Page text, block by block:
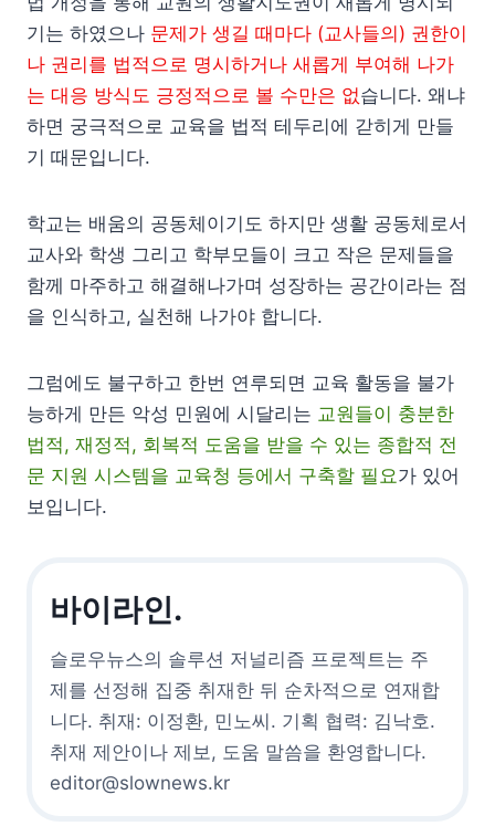
기는 하였으나 문제가 생길 때마다 (교사들의) 권한이
나 권리를 법적으로 명시하거나 새롭게 부여해 나가
는 대응 방식도 긍정적으로 볼 수만은 없습니다. 왜냐
하면 궁극적으로 교육을 법적 테두리에 갇히게 만들
기 때문입니다.
학교는 배움의 공동체이기도 하지만 생활 공동체로서
교사와 학생 그리고 학부모들이 크고 작은 문제들을
함께 마주하고 해결해나가며 성장하는 공간이라는 점
을 인식하고, 실천해 나가야 합니다.
그럼에도 불구하고 한번 연루되면 교육 활동을 불가
능하게 만든 악성 민원에 시달리는 교원들이 충분한
법적, 재정적, 회복적 도움을 받을 수 있는 종합적 전
문 지원 시스템을 교육청 등에서 구축할 필요가 있어
보입니다.
바이라인.
슬로우뉴스의 솔루션 저널리즘 프로젝트는 주
제를 선정해 집중 취재한 뒤 순차적으로 연재합
니다. 취재: 이정환, 민노씨. 기획 협력: 김낙호.
취재 제안이나 제보, 도움 말씀을 환영합니다.
editor@slownews.kr